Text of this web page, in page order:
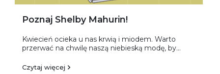
Poznaj Shelby Mahurin!
Kwiecień ocieka u nas krwią i miodem. Warto
przerwać na chwilę naszą niebieską modę, by...
Czytaj więcej